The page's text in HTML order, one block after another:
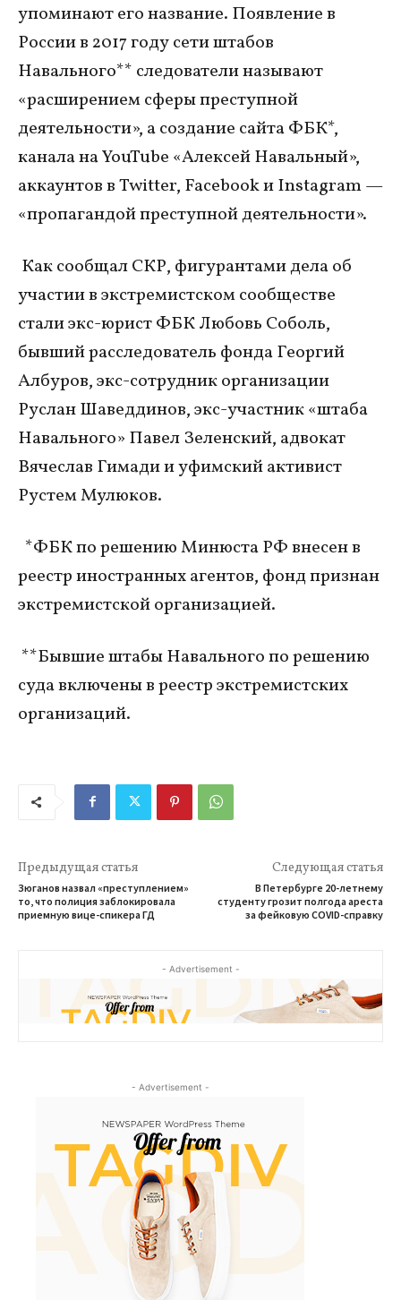
упоминают его название. Появление в
России в 2017 году сети штабов
Навального** следователи называют
«расширением сферы преступной
деятельности», а создание сайта ФБК*,
канала на YouTube «Алексей Навальный»,
аккаунтов в Twitter, Facebook и Instagram —
«пропагандой преступной деятельности».
Как сообщал СКР, фигурантами дела об
участии в экстремистском сообществе
стали экс-юрист ФБК Любовь Соболь,
бывший расследователь фонда Георгий
Албуров, экс-сотрудник организации
Руслан Шаведдинов, экс-участник «штаба
Навального» Павел Зеленский, адвокат
Вячеслав Гимади и уфимский активист
Рустем Мулюков.
*ФБК по решению Минюста РФ внесен в
реестр иностранных агентов, фонд признан
экстремистской организацией.
**Бывшие штабы Навального по решению
суда включены в реестр экстремистских
организаций.
Предыдущая статья
Зюганов назвал «преступлением»
то, что полиция заблокировала
приемную вице-спикера ГД
Следующая статья
В Петербурге 20-летнему
студенту грозит полгода ареста
за фейковую COVID-справку
- Advertisement -
- Advertisement -